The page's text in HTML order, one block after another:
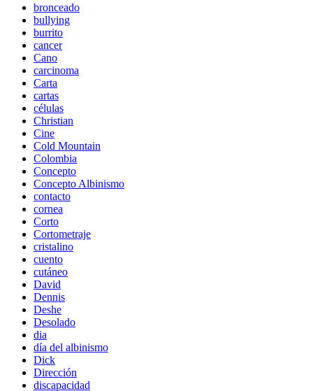
bronceado
bullying
burrito
cancer
Cano
carcinoma
Carta
cartas
células
Christian
Cine
Cold Mountain
Colombia
Concepto
Concepto Albinismo
contacto
cornea
Corto
Cortometraje
cristalino
cuento
cutáneo
David
Dennis
Deshe
Desolado
dia
día del albinismo
Dick
Dirección
discapacidad